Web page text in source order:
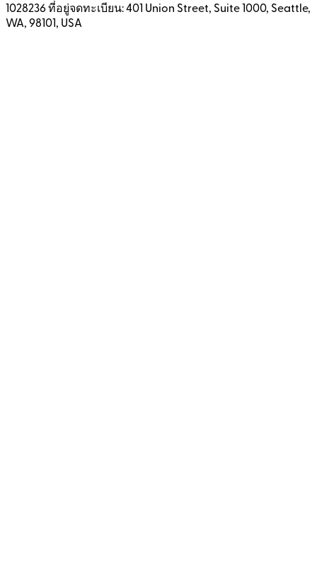
1028236 ที่อยู่จดทะเบียน: 401 Union Street, Suite 1000, Seattle,
WA, 98101, USA